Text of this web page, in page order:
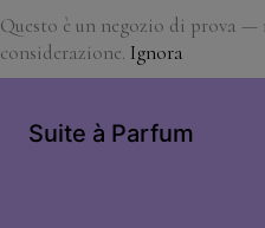
Questo è un negozio di prova —
considerazione. Ignora
Suite à Parfum